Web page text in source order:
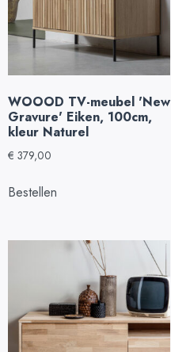
WOOOD TV-meubel 'New
Gravure' Eiken, 100cm,
kleur Naturel
€ 379,00
Bestellen